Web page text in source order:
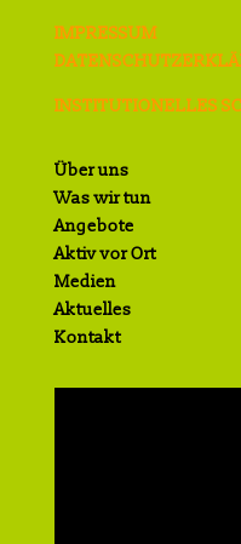
IMPRESSUM
INSTITUTIONELLES
Über uns
Was wir tun
Angebote
Aktiv vor Ort
Medien
Aktuelles
Kontakt